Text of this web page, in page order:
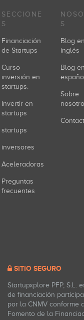
SECCIONE
S
Financiación
de Startups
Curso
inversión en
startups.
Invertir en
startups
startups
inversores
Aceleradoras
Preguntas
frecuentes
S
Blog en
inglés
Blog en
Sobre
SITIO SEGURO
Startupxplore PFP, S.L.
de financiación
por la CNMV conforme
Fomento de la